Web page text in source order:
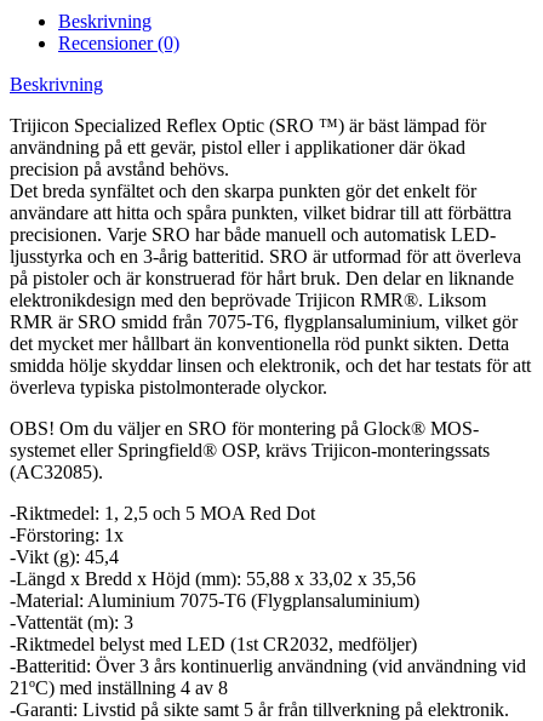
Beskrivning
Recensioner (0)
Beskrivning
Trijicon Specialized Reflex Optic (SRO ™) är bäst lämpad för
användning på ett gevär, pistol eller i applikationer där ökad
precision på avstånd behövs.
Det breda synfältet och den skarpa punkten gör det enkelt för
användare att hitta och spåra punkten, vilket bidrar till att förbättra
precisionen. Varje SRO har både manuell och automatisk LED-
ljusstyrka och en 3-årig batteritid. SRO är utformad för att överleva
på pistoler och är konstruerad för hårt bruk. Den delar en liknande
elektronikdesign med den beprövade Trijicon RMR®. Liksom
RMR är SRO smidd från 7075-T6, flygplansaluminium, vilket gör
det mycket mer hållbart än konventionella röd punkt sikten. Detta
smidda hölje skyddar linsen och elektronik, och det har testats för att
överleva typiska pistolmonterade olyckor.
OBS! Om du väljer en SRO för montering på Glock® MOS-
systemet eller Springfield® OSP, krävs Trijicon-monteringssats
(AC32085).
-Riktmedel: 1, 2,5 och 5 MOA Red Dot
-Förstoring: 1x
-Vikt (g): 45,4
-Längd x Bredd x Höjd (mm): 55,88 x 33,02 x 35,56
-Material: Aluminium 7075-T6 (Flygplansaluminium)
-Vattentät (m): 3
-Riktmedel belyst med LED (1st CR2032, medföljer)
-Batteritid: Över 3 års kontinuerlig användning (vid användning vid
21ºC) med inställning 4 av 8
-Garanti: Livstid på sikte samt 5 år från tillverkning på elektronik.